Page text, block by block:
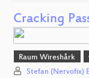
Cracking
Raum Wireshårk
Stefan (Nervofix)